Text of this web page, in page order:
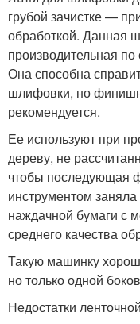
грубой зачистке —
обработкой. Данная
производительная
Она способна
шлифовки, но
рекомендуется.
Ее используют при
дереву, не
чтобы последующая
инструментом
наждачной бумаги с
среднего качества
Такую машинку
но только одной
Недостатки